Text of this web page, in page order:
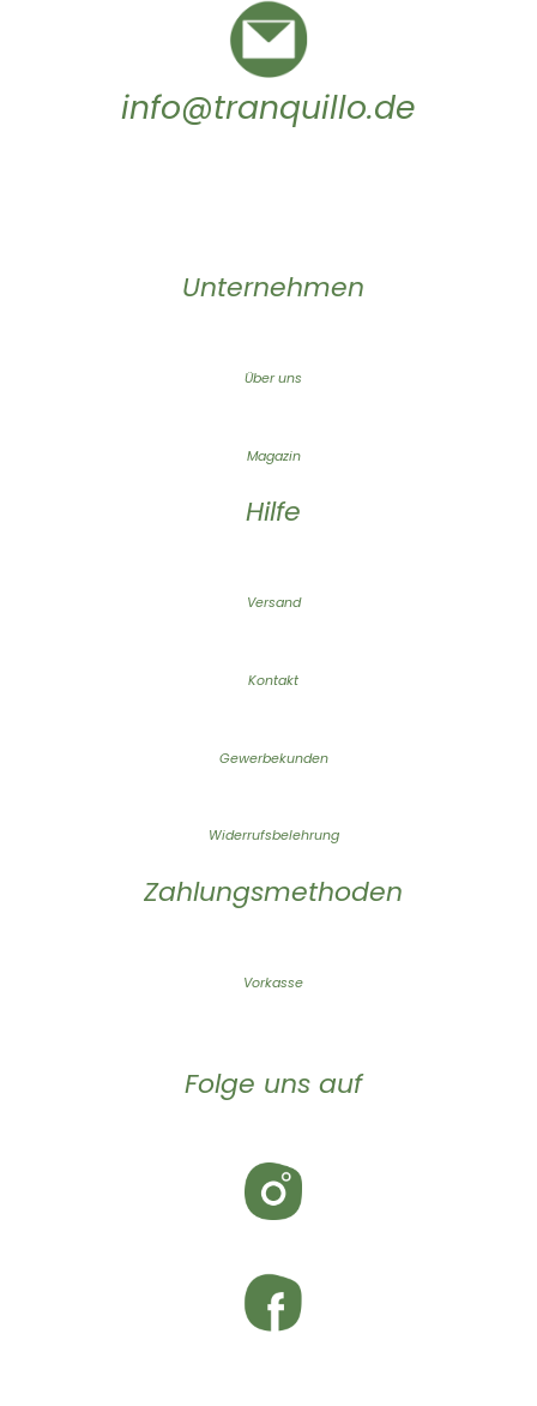
info@tranquillo.de
Unternehmen
Über uns
Magazin
Hilfe
Versand
Kontakt
Gewerbekunden
Widerrufsbelehrung
Zahlungsmethoden
Vorkasse
Folge uns auf